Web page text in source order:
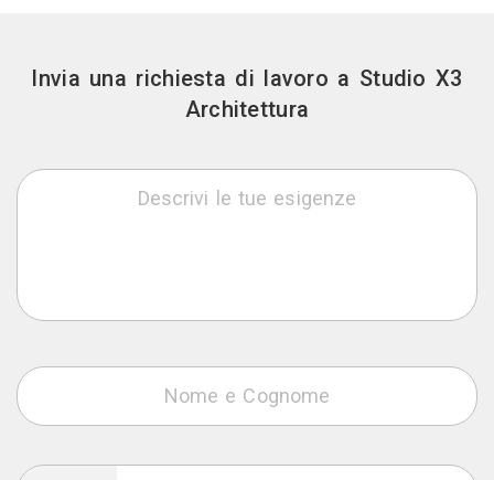
Invia una richiesta di lavoro a Studio X3
Architettura